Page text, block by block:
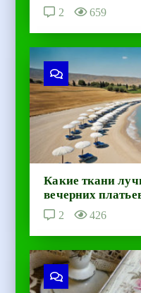
2 659
Какие ткани
вечерних
2 426